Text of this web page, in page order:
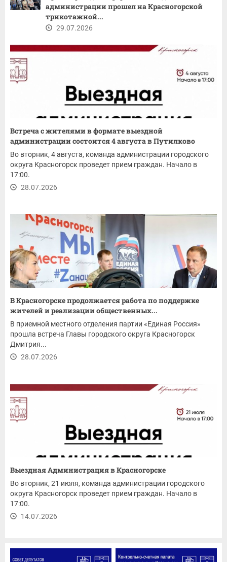
администрации прошел на Красногорской
трикотажной...
29.07.2026
Встреча с жителями в формате выездной
администрации состоится 4 августа в Путилково
Во вторник, 4 августа, команда администрации городского
округа Красногорск проведет прием граждан. Начало в
17:00.
28.07.2026
В Красногорске продолжается работа по поддержке
жителей и реализации общественных...
В приемной местного отделения партии «Единая Россия»
прошла встреча Главы городского округа Красногорск
Дмитрия...
28.07.2026
Выездная Администрация в Красногорске
Во вторник, 21 июля, команда администрации городского
округа Красногорск проведет прием граждан. Начало в
17:00.
14.07.2026